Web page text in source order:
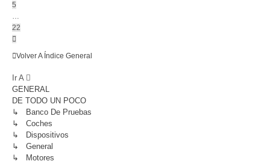
5
…
22
Volver A Índice General
Ir A
GENERAL
DE TODO UN POCO
↳ Banco De Pruebas
↳ Coches
↳ Dispositivos
↳ General
↳ Motores